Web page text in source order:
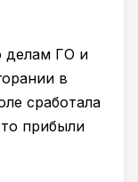
делам ГО и
в
сработала
прибыли